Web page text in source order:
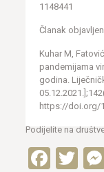
1148441
Članak
Kuhar M,
pandemijama
godina.
https://doi.org/
Podijelite na